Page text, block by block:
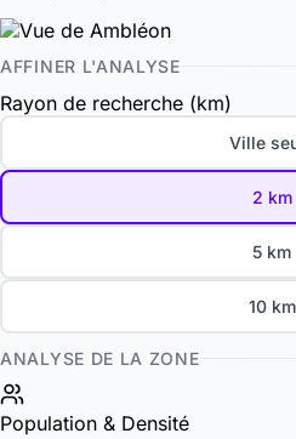
AFFINER L'ANALYSE
Rayon de recherche (km)
Ville
2 km
5 km
10 km
ANALYSE DE LA ZONE
Population & Densité